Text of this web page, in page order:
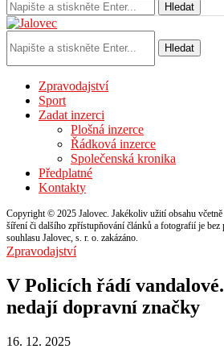
Hledat
Hledat
Zpravodajství
Sport
Zadat inzerci
Plošná inzerce
Řádková inzerce
Společenská kronika
Předplatné
Kontakty
Copyright © 2025 Jalovec. Jakékoliv užití obsahu
šíření či dalšího zpřístupňování článků a fotografií je bez
souhlasu Jalovec, s. r. o. zakázáno.
Zpravodajství
V Policích řádí
nedají dopravní značky
16. 12. 2025